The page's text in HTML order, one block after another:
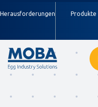
Herausforderungen Produkte